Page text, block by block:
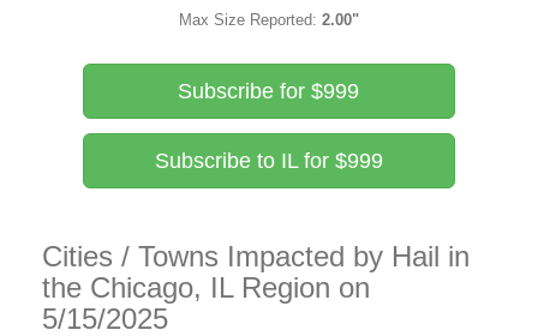
Max Size Reported: 2.00"
Subscribe for $999
Subscribe to IL for $999
Cities / Towns Impacted by Hail in
the Chicago, IL Region on
5/15/2025